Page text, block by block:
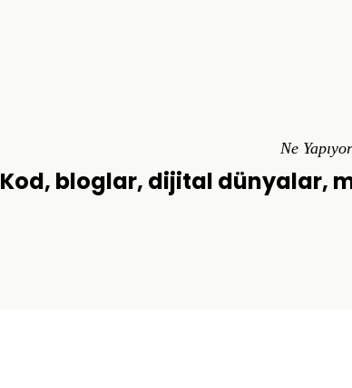
Ne
Kod, bloglar, dijital dünyalar,